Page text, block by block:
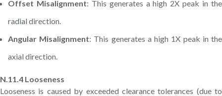
Offset Misalignment: This generates a high 2X peak in the
radial direction.
Angular Misalignment: This generates a high 1X peak in the
axial direction.
N.11.4 Looseness
Looseness is caused by exceeded clearance tolerances (due to